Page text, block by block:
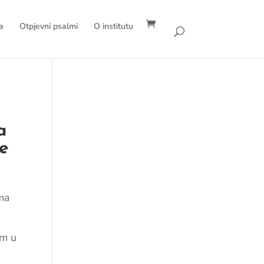
Otpjevni psalmi O institutu
u